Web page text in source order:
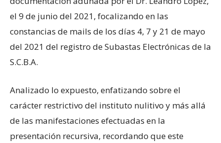
el 9 de junio del 2021, focalizando en las
constancias de mails de los días 4, 7 y 21 de mayo
del 2021 del registro de Subastas Electrónicas de la
S.C.B.A.
Analizado lo expuesto, enfatizando sobre el
carácter restrictivo del instituto nulitivo y más allá
de las manifestaciones efectuadas en la
presentación recursiva, recordando que este